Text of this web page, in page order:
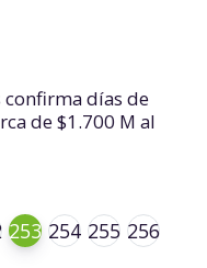
días de
de $1.700 M al
253 254 255 256